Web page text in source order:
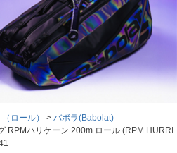
ロール）
バボラ(Babolat)
RPMハリケーン 200m ロール (RPM HURRI